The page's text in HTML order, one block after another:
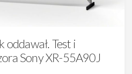
oddawał. Test i
Sony XR-55A90J